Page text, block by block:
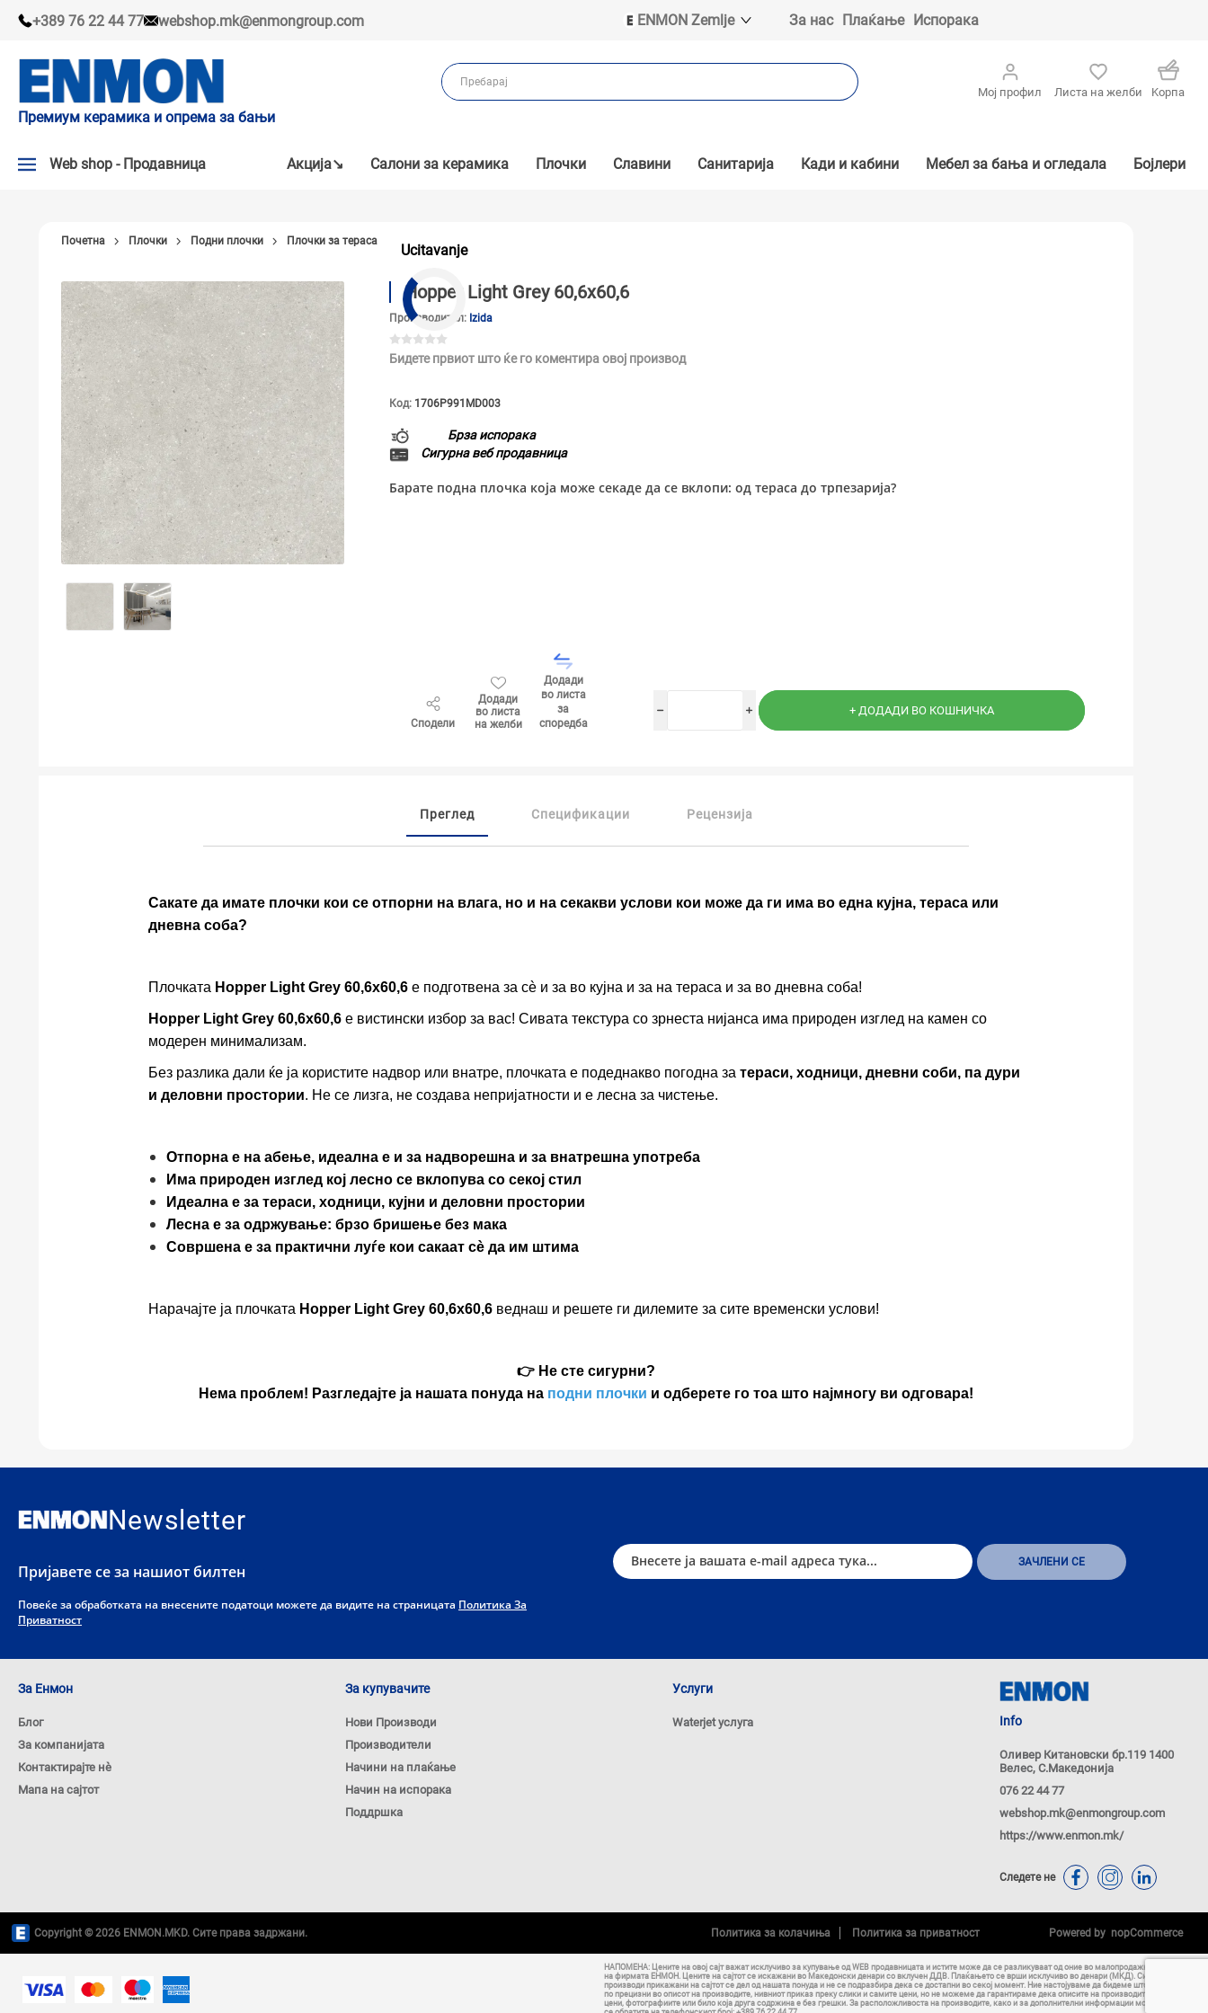
+389 76 22 44 77 webshop.mk@enmongroup.com
ENMON Zemlje
ENMON BIH
ENMON MKD
За нас Плаќање Испорака
Премиум керамика и опрема за бањи
Мој профил Листа на желби Kорпа
Web shop - Продавница
НАШИ ПРЕПОРАКИ
ПЛОЧКИ
СЛАВИНИ
КАДИ И КАБИНИ
САНИТАРИЈА
ТУШЕВИ
МЕБЕЛ ЗА БАЊА И ОГЛЕДАЛА
ГАЛАНТЕРИЈА ЗА БАЊА
БОЈЛЕРИ
Акцијa↘ Салони за керамика Плочки Славини Санитарија Кади и кабини Мебел за бања и огледала Бојлери
Ucitavanje
Почетна Плочки Подни плочки Плочки за тераса
Hopper Light Grey 60,6x60,6
Производител: Izida
Бидете првиот што ќе го коментира овој производ
Код: 1706P991MD003
Брза испорака
Сигурна веб продавница
Барате подна плочка која може секаде да се вклопи: од тераса до трпезарија?
Сподели
Додади
во листа
на желби
Додади
во листа
за
споредба
i
h
Преглед Спецификации Рецензија
Сакате да имате плочки кои се отпорни на влага, но и на секакви услови кои може да ги има во една кујна, тераса или
дневна соба?
Плочката Hopper Light Grey 60,6x60,6е подготвена за сè и за во кујна и за на тераса и за во дневна соба!
Hopper Light Grey 60,6x60,6е вистински избор за вас! Сивата текстура со зрнеста нијанса има природен изглед на камен со
модерен минимализам.
Без разлика дали ќе ја користите надвор или внатре, плочката е подеднакво погодна за тераси, ходници, дневни соби, па дури
и деловни простории. Не се лизга, не создава непријатности и е лесна за чистење.
Отпорна e на абење, идеална е и за надворешна и за внатрешна употреба
Има природен изглед кој лесно се вклопува со секој стил
Идеална е за тераси, ходници, кујни и деловни простории
Лесна е за одржување: брзо бришење без мака
Совршена е за практични луѓе кои сакаат сè да им штима
Нарачајте ја плочката Hopper Light Grey 60,6x60,6веднаш и решете ги дилемите за сите временски услови!
👉 Не сте сигурни?
Нема проблем! Разгледајте ја нашата понуда на подни плочки и одберете го тоа што најмногу ви одговара!
Newsletter
Пријавете се за нашиот билтен
Повеќе за обработката на внесените податоци можете да видите на страницата Политика За
Приватност
За Енмон
Блог
За компанијата
Контактирајте нѐ
Мапа на сајтот
За купувачите
Нови Производи
Производители
Начини на плаќање
Начин на испорака
Поддршка
Услуги
Waterjet услуга Info
Оливер Китановски бр.119 1400
Велес, С.Македонија
076 22 44 77
webshop.mk@enmongroup.com
https://www.enmon.mk/
Следете не
Copyright © 2026 ENMON.MKD. Сите права задржани. Политика за колачиња Политика за приватност Powered by nopCommerce
НАПОМЕНА: Цените на овој сајт важат исклучиво за купување од WEB продавницата и истите може да се разликуваат од оние во малопродажните објекти
на фирмата ЕНМОН. Цените на сајтот се искажани во Македонски денари со вклучен ДДВ. Плаќањето се врши исклучиво во денари (МКД). Сите
производи прикажани на сајтот се дел од нашата понуда и не се подразбира дека се достапни во секој момент. Ние настојуваме да бидеме што е можно
по прецизни во описот на производите, нивниот приказ преку слики и самите цени, но не можеме да гарантираме дека описите на производите, нивните
цени, фотографиите или било која друга содржина е без грешки. За расположливоста на производите, како и за дополнителни информации можете да ни